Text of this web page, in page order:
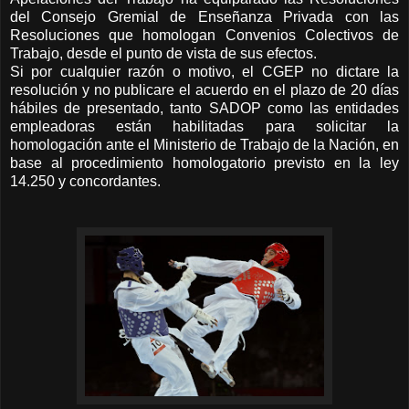
del Consejo Gremial de Enseñanza Privada con las
Resoluciones que homologan Convenios Colectivos de
Trabajo, desde el punto de vista de sus efectos.
Si por cualquier razón o motivo, el CGEP no dictare la
resolución y no publicare el acuerdo en el plazo de 20 días
hábiles de presentado, tanto SADOP como las entidades
empleadoras están habilitadas para solicitar la
homologación ante el Ministerio de Trabajo de la Nación, en
base al procedimiento homologatorio previsto en la ley
14.250 y concordantes.